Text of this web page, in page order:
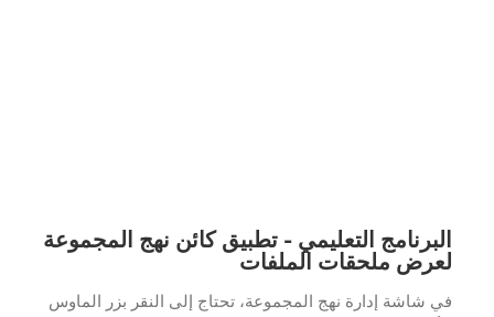
التعليمي - تطبيق كائن نهج المجموعة
ملحقات الملفات
شاشة إدارة نهج المجموعة، تحتاج إلى النقر بزر الماوس